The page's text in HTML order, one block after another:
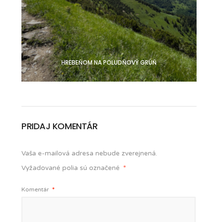
HREBEŇOM NA POLUDŇOVÝ GRÚŇ
PRIDAJ KOMENTÁR
Vaša e-mailová adresa nebude zverejnená.
Vyžadované polia sú označené *
Komentár *